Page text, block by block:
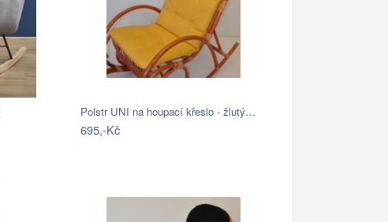
Polstr UNI na houpací křeslo - žlutý…
695,-Kč